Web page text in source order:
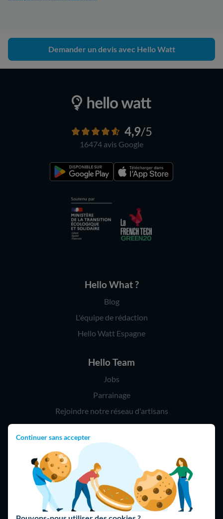
Continuer sans accepter
Demander un devis avec Hello Watt
4,9/5
16474 avis Google
Hello What ?
Blog
L'équipe de rédaction
Hello Watt Espagne
Hello Team
Jobs
Parrainage
Rejoindre notre réseau d'artisans
09 75 18 60 60
(8h-21h)
75018 Paris